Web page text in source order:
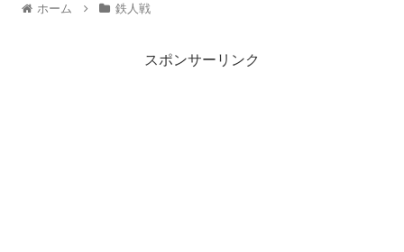
ホーム 鉄人戦
スポンサーリンク